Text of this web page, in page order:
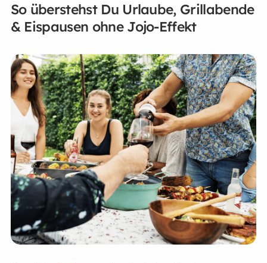
So überstehst Du Urlaube, Grillabende
& Eispausen ohne Jojo-Effekt